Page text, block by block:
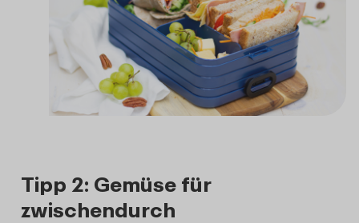
Tipp 2: Gemüse für
zwischendurch